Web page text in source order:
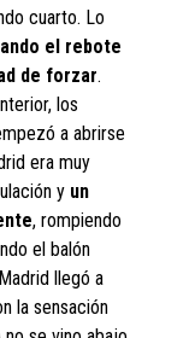
cuarto. Lo
el rebote
de forzar.
los
a abrirse
era muy
y un
, rompiendo
el balón
llegó a
la sensación